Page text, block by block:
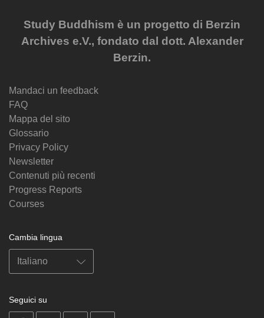
Study Buddhism è un progetto di Berzin
Archives e.V., fondato dal dott. Alexander
Berzin.
Mandaci un feedback
FAQ
Mappa del sito
Glossario
Privacy Policy
Newsletter
Contenuti più recenti
Progress Reports
Courses
Cambia lingua
Seguici su